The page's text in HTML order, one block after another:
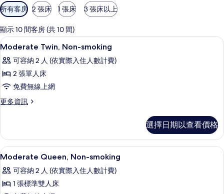
可
用
的
客
房
篩
選
條
所有客房 2 張床 1 張床 3 張床以上
顯示 10 間客房 (共 10 間)
顯
示
Moderate
Twin,
Non-
smoking
有
相
片
客房內保險箱、書桌、免費無線上網、
1
Moderate Twin, Non-smoking
可容納 2 人 (依實際入住人數計費)
2 張單人床
免費無線上網
更多資訊
更
Non-
smoking
的
情
選擇日期以查看價格
顯
示
Moderate
Queen,
客房內保險箱、書桌、免費無線上網、
1
Moderate Queen, Non-smoking
可容納 2 人 (依實際入住人數計費)
1 張標準雙人床